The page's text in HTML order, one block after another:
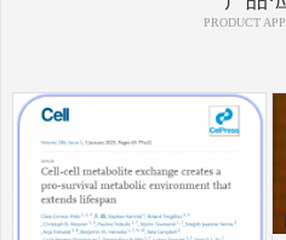
PRODUCT